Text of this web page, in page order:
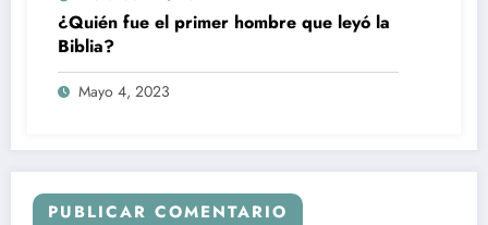
¿Quién fue el primer hombre que leyó la
Biblia?
Mayo 4, 2023
PUBLICAR COMENTARIO